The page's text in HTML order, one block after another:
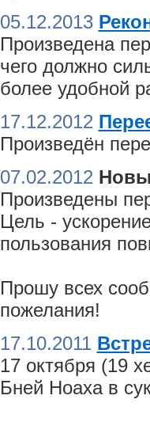
05.12.2013
Произведена
чего должно
более удобной
17.12.2012
Произведён
07.02.2012
Произведены
Цель -
пользования
Прошу всех
пожелания!
17.10.2011
17 октября (19
Бней Ноаха в